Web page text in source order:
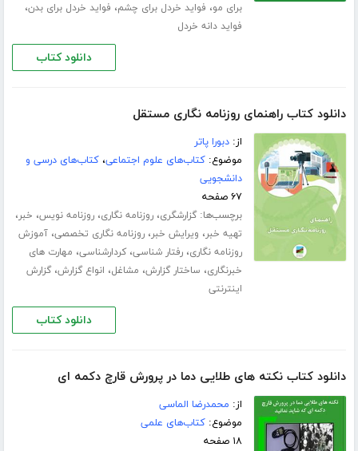
برای مو، فواید خردل برای چشم، فواید خردل برای بدن،
فواید دانه خردل
دانلود کتاب
دانلود کتاب راهنمای روزنامه نگاری مستقل
از:دبورا پاتر
موضوع:کتاب‌های علوم اجتماعی،کتاب‌های درسی و
دانشجویی
۶۷ صفحه
برچسب‌ها:گزارشگری،روزنامه نگاری،روزنامه نویس، خبر،
تهیه خبر، ویرایش خبر،روزنامه نگاری تخصصی،آموزش
روزنامه نگاری،رفتار شناسی،کردارشناسی، مهارت های
خبرنگاری، ساختار گزارش، مشاغل، انواع گزارش،گزارش
اینترنتی
دانلود کتاب
دانلود کتاب نکته های طلایی دما در پرورش قارچ دکمه ای
از: محمدرضا الماسی
موضوع:کتاب‌های علمی
۱۸ صفحه